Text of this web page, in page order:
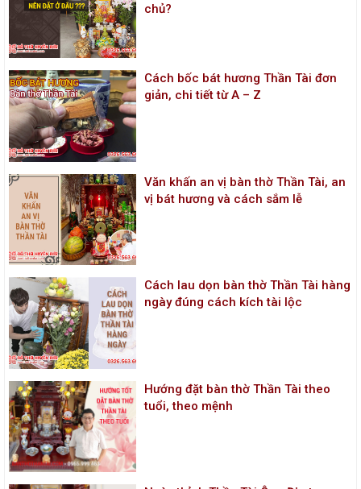
chủ?
Cách bốc bát hương Thần Tài đơn
giản, chi tiết từ A – Z
Văn khấn an vị bàn thờ Thần Tài, an
vị bát hương và cách sắm lễ
Cách lau dọn bàn thờ Thần Tài hàng
ngày đúng cách kích tài lộc
Hướng đặt bàn thờ Thần Tài theo
tuổi, theo mệnh